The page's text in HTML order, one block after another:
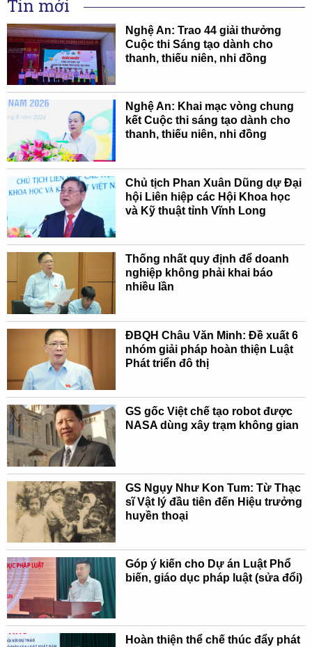
Tin mới
Nghệ An: Trao 44 giải thưởng
Cuộc thi Sáng tạo dành cho
thanh, thiếu niên, nhi đồng
Nghệ An: Khai mạc vòng chung
kết Cuộc thi sáng tạo dành cho
thanh, thiếu niên, nhi đồng
Chủ tịch Phan Xuân Dũng dự Đại
hội Liên hiệp các Hội Khoa học
và Kỹ thuật tỉnh Vĩnh Long
Thống nhất quy định để doanh
nghiệp không phải khai báo
nhiều lần
ĐBQH Châu Văn Minh: Đề xuất 6
nhóm giải pháp hoàn thiện Luật
Phát triển đô thị
GS gốc Việt chế tạo robot được
NASA dùng xây trạm không gian
GS Ngụy Như Kon Tum: Từ Thạc
sĩ Vật lý đầu tiên đến Hiệu trưởng
huyền thoại
Góp ý kiến cho Dự án Luật Phổ
biến, giáo dục pháp luật (sửa đổi)
Hoàn thiện thể chế thúc đẩy phát